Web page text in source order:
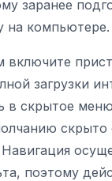
заранее
на компьютере.
загрузки
в скрытое
скрыто
поэтому